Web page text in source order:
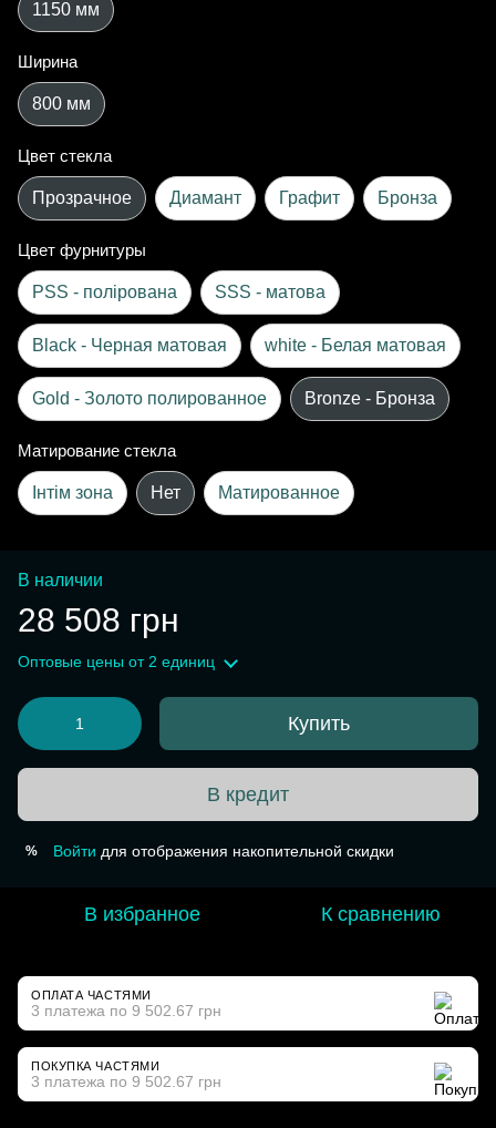
1150 мм
Ширина
800 мм
Цвет стекла
Прозрачное Диамант Графит Бронза
Цвет фурнитуры
PSS - полірована SSS - матова
Black - Черная матовая white - Белая матовая
Gold - Золото полированное Bronze - Бронза
Матирование стекла
Інтім зона Нет Матированное
В наличии
28 508 грн
Оптовые цены от 2 единиц
Купить
В кредит
% Войти для отображения накопительной скидки
В избранное К сравнению
ОПЛАТА ЧАСТЯМИ
3 платежа по 9 502.67 грн
ПОКУПКА ЧАСТЯМИ
3 платежа по 9 502.67 грн